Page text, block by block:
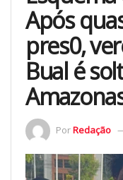
Após
pres0,
Bual é
PorRedação